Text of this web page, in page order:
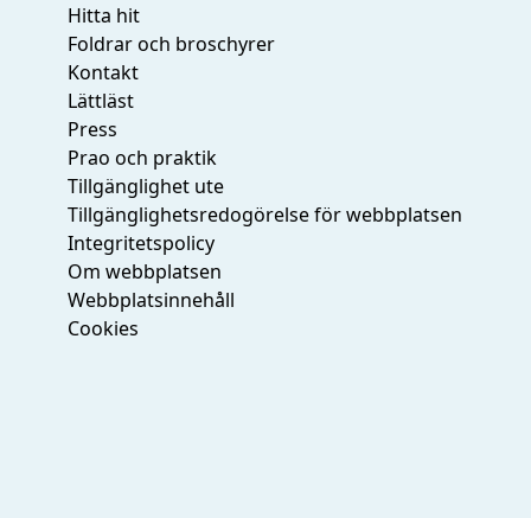
Hitta hit
Foldrar och broschyrer
Kontakt
Lättläst
Press
Prao och praktik
Tillgänglighet ute
Tillgänglighetsredogörelse för webbplatsen
Integritetspolicy
Om webbplatsen
Webbplatsinnehåll
Cookies